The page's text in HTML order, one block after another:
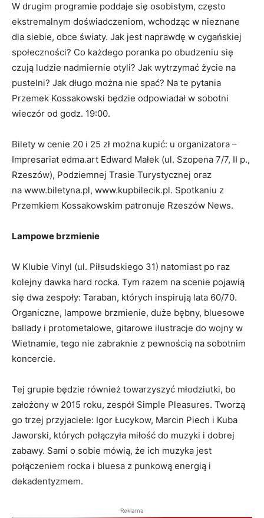
W drugim programie poddaje się osobistym, często
ekstremalnym doświadczeniom, wchodząc w nieznane
dla siebie, obce światy. Jak jest naprawdę w cygańskiej
społeczności? Co każdego poranka po obudzeniu się
czują ludzie nadmiernie otyli? Jak wytrzymać życie na
pustelni? Jak długo można nie spać? Na te pytania
Przemek Kossakowski będzie odpowiadał w sobotni
wieczór od godz. 19:00.
Bilety w cenie 20 i 25 zł można kupić: u organizatora –
Impresariat edma.art Edward Małek (ul. Szopena 7/7, II p.,
Rzeszów), Podziemnej Trasie Turystycznej oraz
na www.biletyna.pl, www.kupbilecik.pl. Spotkaniu z
Przemkiem Kossakowskim patronuje Rzeszów News.
Lampowe brzmienie
W Klubie Vinyl (ul. Piłsudskiego 31) natomiast po raz
kolejny dawka hard rocka. Tym razem na scenie pojawią
się dwa zespoły: Taraban, których inspirują lata 60/70.
Organiczne, lampowe brzmienie, duże bębny, bluesowe
ballady i protometalowe, gitarowe ilustracje do wojny w
Wietnamie, tego nie zabraknie z pewnością na sobotnim
koncercie.
Tej grupie będzie również towarzyszyć młodziutki, bo
założony w 2015 roku, zespół Simple Pleasures. Tworzą
go trzej przyjaciele: Igor Łucykow, Marcin Piech i Kuba
Jaworski, których połączyła miłość do muzyki i dobrej
zabawy. Sami o sobie mówią, że ich muzyka jest
połączeniem rocka i bluesa z punkową energią i
dekadentyzmem.
Reklama